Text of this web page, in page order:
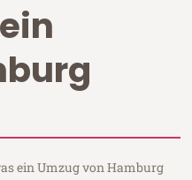
ein Umzug von Hamburg